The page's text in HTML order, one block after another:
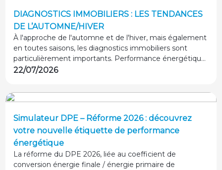
collaboration avec le
l'engagement quotidien
de notre réseau au
service des particuliers
et des professionnels.
DIAGNOSTICS IMMOBILIERS : LES TENDANCES
DE L’AUTOMNE/HIVER
À l'approche de l'automne et de l'hiver, mais également
en toutes saisons, les diagnostics immobiliers sont
particulièrement importants. Performance énergétique,
sécurité des installations ou état du bâti : découvrez les
22/07/2026
Simulateur DPE – Réforme 2026 : découvrez
votre nouvelle étiquette de performance
énergétique
La réforme du DPE 2026, liée au coefficient de
conversion énergie finale / énergie primaire de